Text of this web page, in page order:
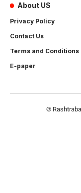
About US
Privacy Policy
Contact Us
Terms and Conditions
E-paper
©